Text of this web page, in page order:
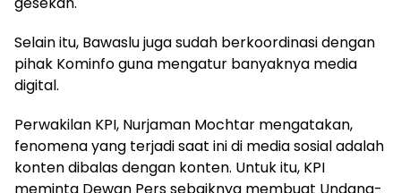
Selain itu, Bawaslu juga sudah berkoordinasi dengan
pihak Kominfo guna mengatur banyaknya media
digital.
Perwakilan KPI, Nurjaman Mochtar mengatakan,
fenomena yang terjadi saat ini di media sosial adalah
konten dibalas dengan konten. Untuk itu, KPI